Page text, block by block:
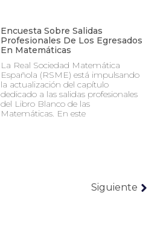
Encuesta Sobre Salidas
Profesionales De Los Egresados
En Matemáticas
La Real Sociedad Matemática
Española (RSME) está impulsando
la actualización del capítulo
dedicado a las salidas profesionales
del Libro Blanco de las
Matemáticas. En este
Siguiente